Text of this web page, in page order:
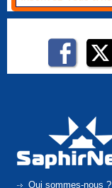
Qui sommes-nous ?